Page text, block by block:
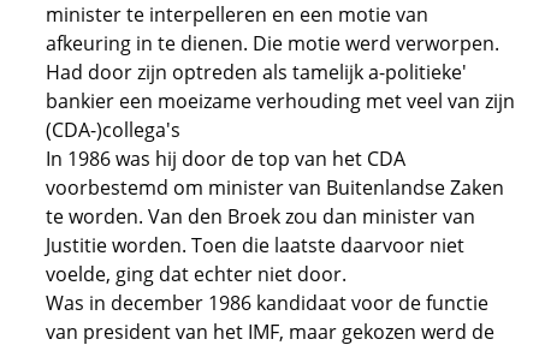
minister te interpelleren en een motie van
afkeuring in te dienen. Die motie werd verworpen.
Had door zijn optreden als tamelijk a-politieke'
bankier een moeizame verhouding met veel van zijn
(CDA-)collega's
In 1986 was hij door de top van het CDA
voorbestemd om minister van Buitenlandse Zaken
te worden. Van den Broek zou dan minister van
Justitie worden. Toen die laatste daarvoor niet
voelde, ging dat echter niet door.
Was in december 1986 kandidaat voor de functie
van president van het IMF, maar gekozen werd de